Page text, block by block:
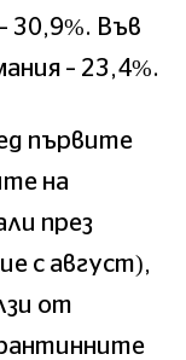
30,9%. Във
– 23,4%.
първите
на
през
с август),
от